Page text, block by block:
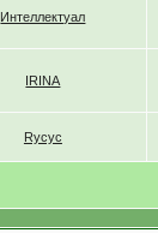
Интеллектуал
IRINA
Rycyc